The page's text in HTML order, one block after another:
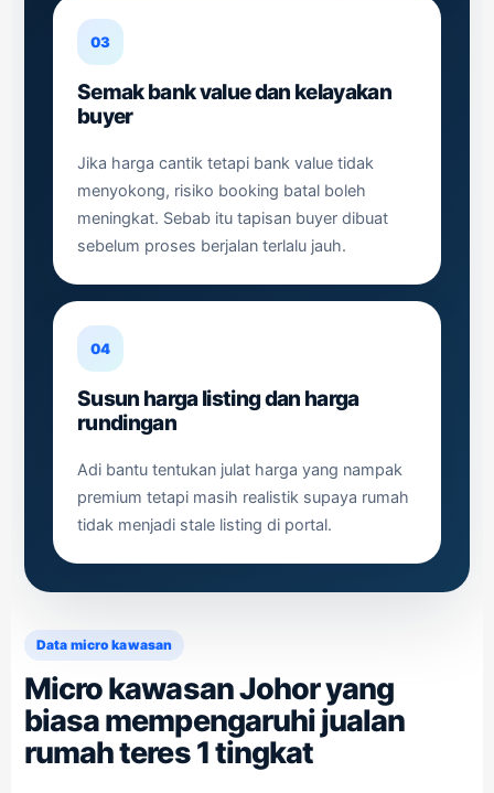
03
Semak bank value dan kelayakan
buyer
Jika harga cantik tetapi bank value tidak
menyokong, risiko booking batal boleh
meningkat. Sebab itu tapisan buyer dibuat
sebelum proses berjalan terlalu jauh.
04
Susun harga listing dan harga
rundingan
Adi bantu tentukan julat harga yang nampak
premium tetapi masih realistik supaya rumah
tidak menjadi stale listing di portal.
Data micro kawasan
Micro kawasan Johor yang
biasa mempengaruhi jualan
rumah teres 1 tingkat